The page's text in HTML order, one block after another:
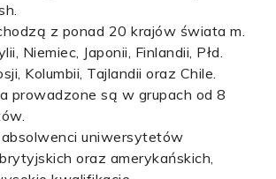
z ponad 20 krajów świata m.
Niemiec, Japonii, Finlandii, Płd.
Kolumbii, Tajlandii oraz Chile.
prowadzone są w grupach od 8
absolwenci uniwersytetów
oraz amerykańskich,